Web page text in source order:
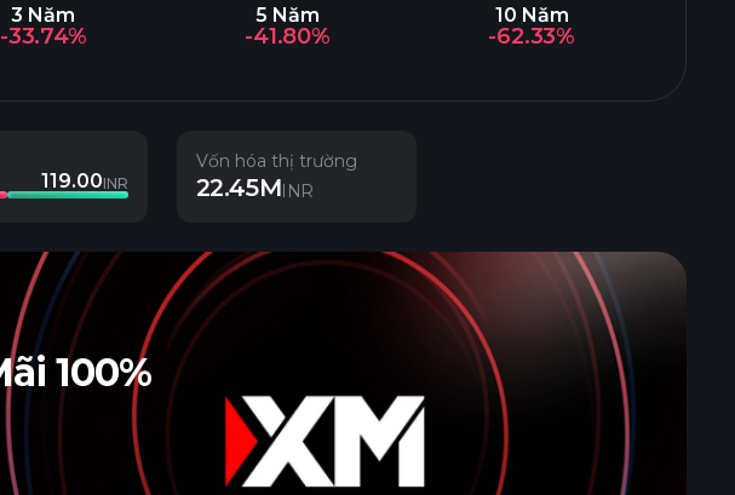
3 Năm
-33.74%
5 Năm
-41.80%
10 Năm
-62.33%
119.00INR
Vốn hóa thị trường
22.45MINR
100%